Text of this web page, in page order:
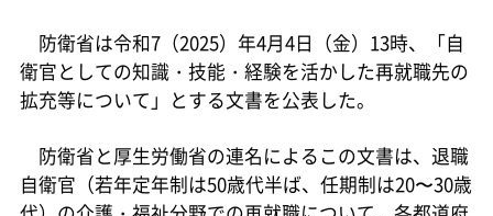
防衛省は令和7（2025）年4月4日（金）13時、「自
衛官としての知識・技能・経験を活かした再就職先の
拡充等について」とする文書を公表した。
防衛省と厚生労働省の連名によるこの文書は、退職
自衛官（若年定年制は50歳代半ば、任期制は20〜30歳